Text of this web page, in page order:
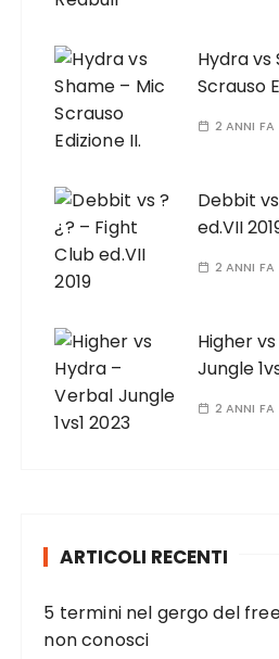
Hydra vs
Scrauso
2 ANNI FA
Debbit
ed.VII
2 ANNI FA
Higher
Jungle
2 ANNI FA
ARTICOLI RECENTI
5 termini nel gergo del
non conosci